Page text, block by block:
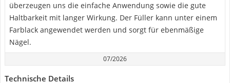
überzeugen uns die einfache Anwendung sowie die gute
Haltbarkeit mit langer Wirkung. Der Füller kann unter einem
Farblack angewendet werden und sorgt für ebenmäßige
Nägel.
07/2026
Technische Details